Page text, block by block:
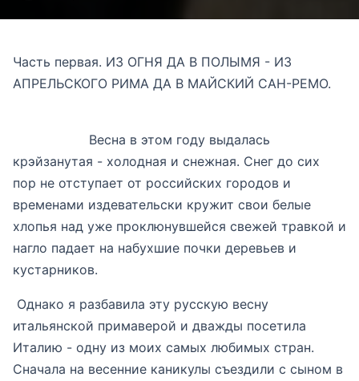
Часть первая. ИЗ ОГНЯ ДА В ПОЛЫМЯ - ИЗ
АПРЕЛЬСКОГО РИМА ДА В МАЙСКИЙ САН-РЕМО.
Весна в этом году выдалась
крэйзанутая - холодная и снежная. Снег до сих
пор не отступает от российских городов и
временами издевательски кружит свои белые
хлопья над уже проклюнувшейся свежей травкой и
нагло падает на набухшие почки деревьев и
кустарников.
Однако я разбавила эту русскую весну
итальянской примаверой и дважды посетила
Италию - одну из моих самых любимых стран.
Сначала на весенние каникулы съездили с сыном в